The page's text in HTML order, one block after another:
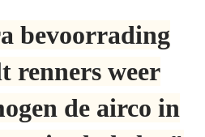
bevoorrading
renners weer
de airco in